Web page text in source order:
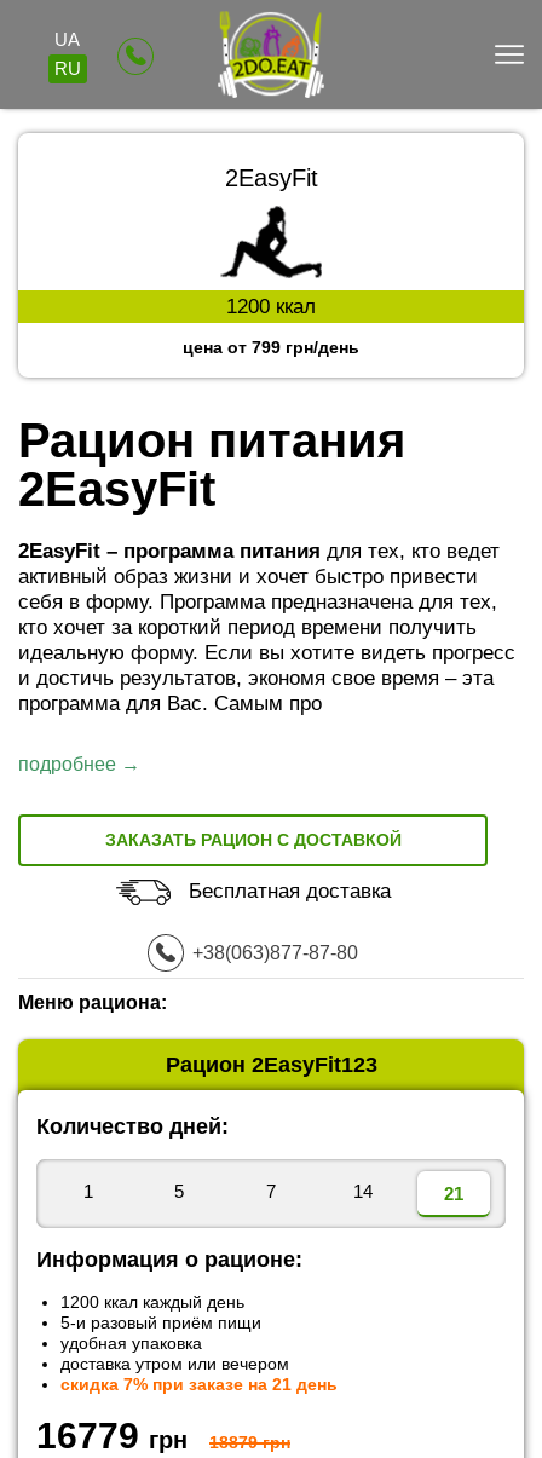
UA
RU
2EasyFit
1200 ккал
цена от 799 грн/день
Рацион питания
2EasyFit
2EasyFit – программа питания для тех, кто ведет
активный образ жизни и хочет быстро привести
себя в форму. Программа предназначена для тех,
кто хочет за короткий период времени получить
идеальную форму. Если вы хотите видеть прогресс
и достичь результатов, экономя свое время – эта
программа для Вас. Самым про
подробнее →
ЗАКАЗАТЬ РАЦИОН С ДОСТАВКОЙ
Бесплатная доставка
+38(063)877-87-80
Меню рациона:
Рацион 2EasyFit123
Количество дней:
1 5 7 14 21
Информация о рационе:
1200 ккал каждый день
5-и разовый приём пищи
удобная упаковка
доставка утром или вечером
скидка 7% при заказе на 21 день
16779 грн 18879грн